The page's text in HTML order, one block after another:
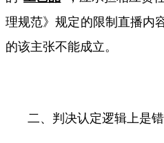
理规范》规定的限制直播内
的该主张不能成立。
二、判决认定逻辑上是